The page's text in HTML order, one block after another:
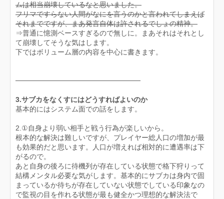
ムは相当崩壊しているなと思いました。
フリマですらない人間がなにを言うのかと言われてしまえば
それまでですが、まあ発言自体は許されるでしょの精神。
⇒普通に憶測ベースすぎるので無しに。まあそれはそれとし
て崩壊してそうな気はします。
下ではボリューム層の内容を中心に書きます。
─────────────────────────
3.サブカをなくすにはどうすればよいのか
基本的にはシステム面での話をします。
2.①自身より弱い相手と戦う行為が楽しいから。
根本的な解決は難しいですが、プレイヤー総人口の増加が最
も効果的だと思います。人口が増えれば相対的に遭遇率は下
がるので。
あと自身の後ろに待機列が存在している状態で格下狩りって
結構メンタル必要な気がします。基本的にサブカは身内で固
まっているか待ちが存在していない状態でしている印象なの
で監視の目を作れる状態が最も健全かつ理想的な解決法で